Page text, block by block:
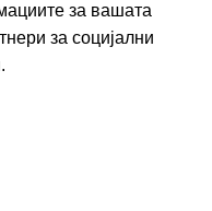
за вашата
за социјални